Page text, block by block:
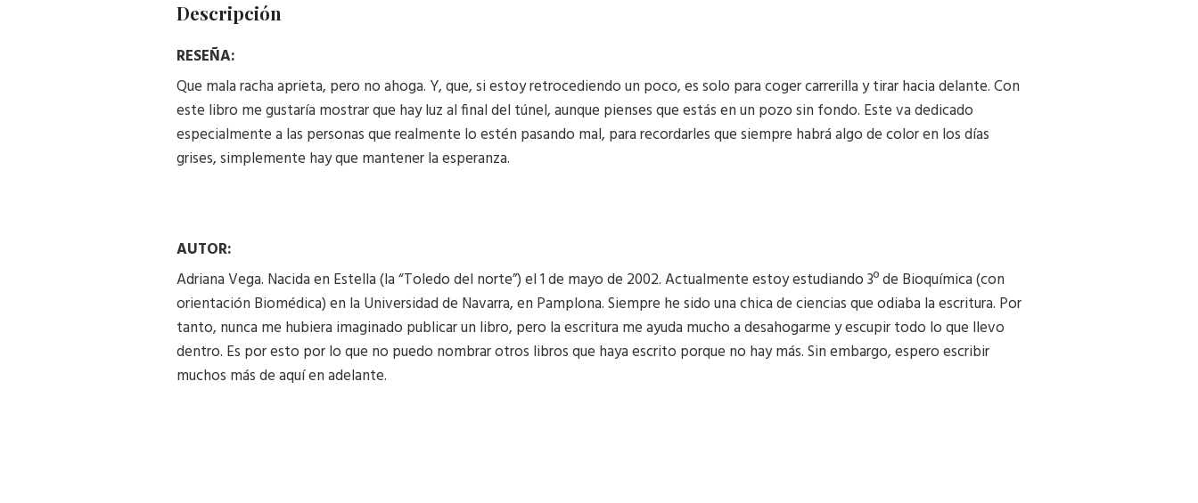
Descripción
RESEÑA:
Que mala racha aprieta, pero no ahoga. Y, que, si estoy retrocediendo un poco, es solo para coger carrerilla y tirar hacia delante. Con
este libro me gustaría mostrar que hay luz al final del túnel, aunque pienses que estás en un pozo sin fondo. Este va dedicado
especialmente a las personas que realmente lo estén pasando mal, para recordarles que siempre habrá algo de color en los días
grises, simplemente hay que mantener la esperanza.
AUTOR:
Adriana Vega. Nacida en Estella (la “Toledo del norte”) el 1 de mayo de 2002. Actualmente estoy estudiando 3º de Bioquímica (con
orientación Biomédica) en la Universidad de Navarra, en Pamplona. Siempre he sido una chica de ciencias que odiaba la escritura. Por
tanto, nunca me hubiera imaginado publicar un libro, pero la escritura me ayuda mucho a desahogarme y escupir todo lo que llevo
dentro. Es por esto por lo que no puedo nombrar otros libros que haya escrito porque no hay más. Sin embargo, espero escribir
muchos más de aquí en adelante.